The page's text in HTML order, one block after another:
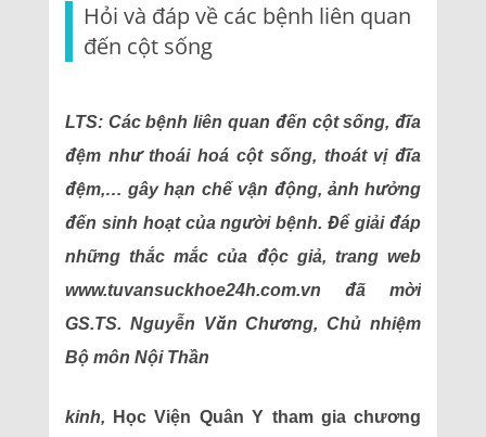
Hỏi và đáp về các bệnh liên quan
đến cột sống
LTS: Các bệnh liên quan đến cột sống, đĩa
đệm như thoái hoá cột sống, thoát vị đĩa
đệm,… gây hạn chế vận động, ảnh hưởng
đến sinh hoạt của người bệnh. Để giải đáp
những thắc mắc của độc giả, trang web
www.tuvansuckhoe24h.com.vn đã mời
GS.TS. Nguyễn Văn Chương, Chủ nhiệm
Bộ môn Nội Thần
kinh,
Học Viện Quân Y tham gia chương